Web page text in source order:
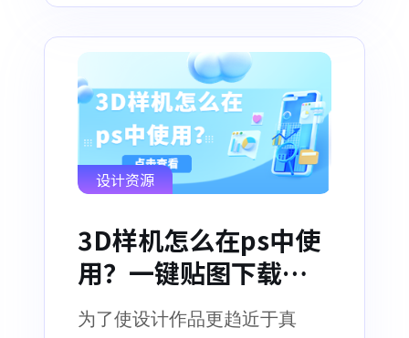
设计资源
3D样机怎么在ps中使
用？一键贴图下载，
在线导出！
为了使设计作品更趋近于真